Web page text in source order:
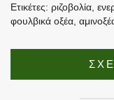
Ετικέτες: ριζοβολία
φουλβικά οξέα